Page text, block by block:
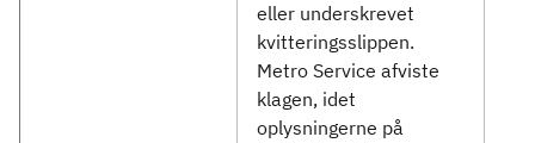
eller underskrevet
kvitteringsslippen.
Metro Service afviste
klagen, idet
oplysningerne på